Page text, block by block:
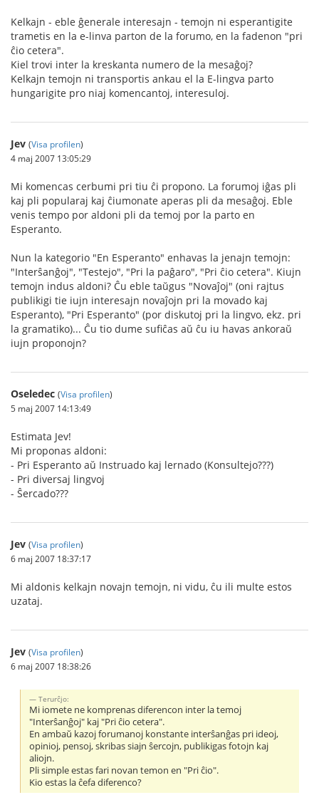
Kelkajn - eble ĝenerale interesajn - temojn ni esperantigite
trametis en la e-linva parton de la forumo, en la fadenon "pri
ĉio cetera".
Kiel trovi inter la kreskanta numero de la mesaĝoj?
Kelkajn temojn ni transportis ankau el la E-lingva parto
hungarigite pro niaj komencantoj, interesuloj.
Jev (Visa profilen)
4 maj 2007 13:05:29
Mi komencas cerbumi pri tiu ĉi propono. La forumoj iĝas pli
kaj pli popularaj kaj ĉiumonate aperas pli da mesaĝoj. Eble
venis tempo por aldoni pli da temoj por la parto en
Esperanto.
Nun la kategorio "En Esperanto" enhavas la jenajn temojn:
"Interŝanĝoj", "Testejo", "Pri la paĝaro", "Pri ĉio cetera". Kiujn
temojn indus aldoni? Ĉu eble taŭgus "Novaĵoj" (oni rajtus
publikigi tie iujn interesajn novaĵojn pri la movado kaj
Esperanto), "Pri Esperanto" (por diskutoj pri la lingvo, ekz. pri
la gramatiko)... Ĉu tio dume sufiĉas aŭ ĉu iu havas ankoraŭ
iujn proponojn?
Oseledec (Visa profilen)
5 maj 2007 14:13:49
Estimata Jev!
Mi proponas aldoni:
- Pri Esperanto aŭ Instruado kaj lernado (Konsultejo???)
- Pri diversaj lingvoj
- Ŝercado???
Jev (Visa profilen)
6 maj 2007 18:37:17
Mi aldonis kelkajn novajn temojn, ni vidu, ĉu ili multe estos
uzataj.
Jev (Visa profilen)
6 maj 2007 18:38:26
Terurĉjo:
Mi iomete ne komprenas diferencon inter la temoj
"Interŝanĝoj" kaj "Pri ĉio cetera".
En ambaŭ kazoj forumanoj konstante interŝanĝas pri ideoj,
opinioj, pensoj, skribas siajn ŝercojn, publikigas fotojn kaj
aliojn.
Pli simple estas fari novan temon en "Pri ĉio".
Kio estas la ĉefa diferenco?